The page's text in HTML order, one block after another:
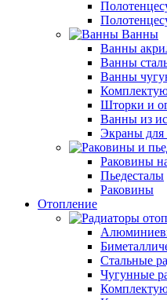
Ванны
Ванны
Ванны
Ванны
Шторки и
Ванны из
Экраны для
Раковины
Пьедесталы
Раковины
Отопление
Стальные
Чугунные